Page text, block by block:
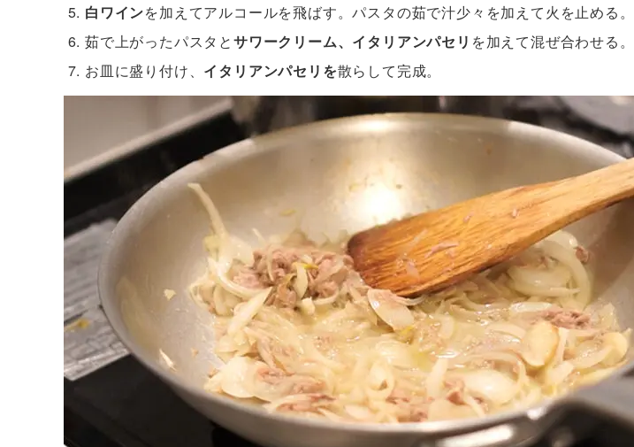
白ワインを加えてアルコールを飛ばす。パスタの茹で汁少々を加えて火を止める。
茹で上がったパスタとサワークリーム、イタリアンパセリ を加えて混ぜ合わせる。
お皿に盛り付け、 イタリアンパセリを散らして完成。